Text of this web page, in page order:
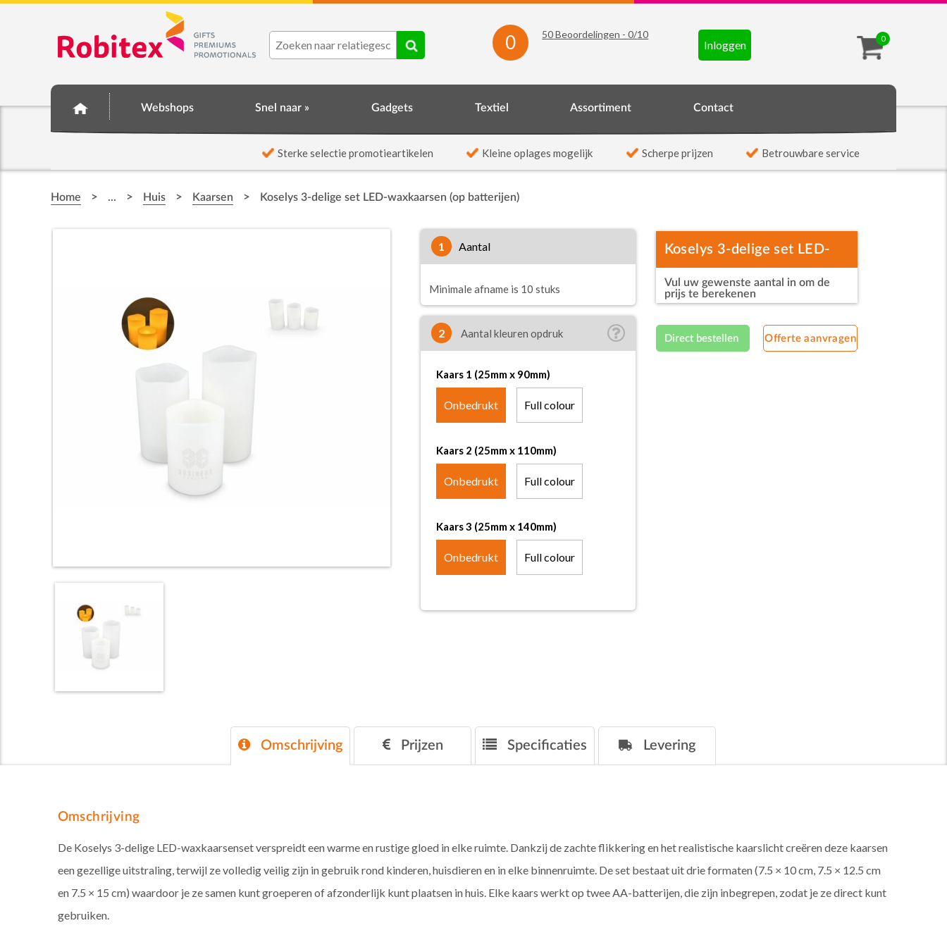
0
Inloggen
0 50Beoordelingen -0/10
Webshops Snel naar » Gadgets Textiel Assortiment Contact
Sterke selectie promotieartikelen Kleine oplages mogelijk Scherpe prijzen Betrouwbare service
Home > ... > Huis > Kaarsen > Koselys 3-delige set LED-waxkaarsen (op batterijen)
1 aantal
Minimale afname is 10 stuks
2 Aantal kleuren opdruk
Kaars 1 (25mm x 90mm)
Onbedrukt Full colour
Kaars 2 (25mm x 110mm)
Onbedrukt Full colour
Kaars 3 (25mm x 140mm)
Onbedrukt Full colour
Koselys 3-delige set LED-
waxkaarsen (op batterijen)
Vul uw gewenste aantal in om de
prijs te berekenen
Direct bestellen Offerte aanvragen
Omschrijving Prijzen Specificaties Levering
Omschrijving
De Koselys 3-delige LED-waxkaarsenset verspreidt een warme en rustige gloed in elke ruimte. Dankzij de zachte flikkering en het realistische kaarslicht creëren deze kaarsen
een gezellige uitstraling, terwijl ze volledig veilig zijn in gebruik rond kinderen, huisdieren en in elke binnenruimte. De set bestaat uit drie formaten (7.5 × 10 cm, 7.5 × 12.5 cm
en 7.5 × 15 cm) waardoor je ze samen kunt groeperen of afzonderlijk kunt plaatsen in huis. Elke kaars werkt op twee AA-batterijen, die zijn inbegrepen, zodat je ze direct kunt
gebruiken.